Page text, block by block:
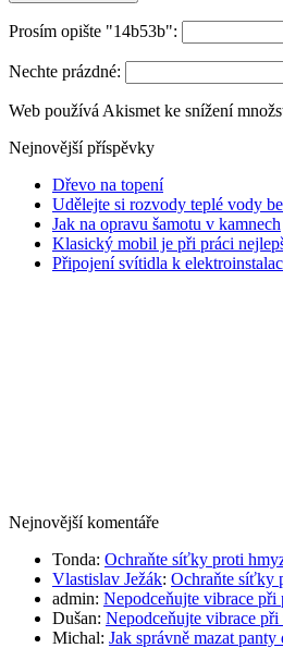
Prosím opište "14b53b":
Nechte prázdné:
Web používá Akismet ke snížení
Nejnovější příspěvky
Dřevo na topení
Udělejte si rozvody teplé vody
Jak na opravu šamotu v kamnech
Klasický mobil je při práci
Připojení svítidla k
Nejnovější komentáře
Tonda: Ochraňte síťky proti
Vlastislav Ježák: Ochraňte síťky
admin: Nepodceňujte vibrace
Dušan: Nepodceňujte vibrace
Michal: Jak správně mazat panty